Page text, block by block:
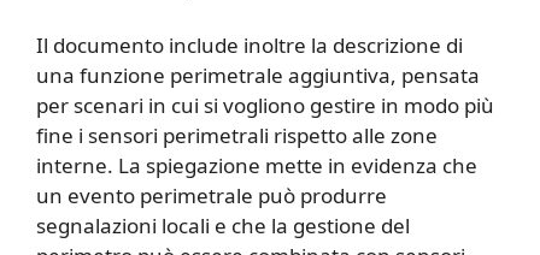
Il documento include inoltre la descrizione di
una funzione perimetrale aggiuntiva, pensata
per scenari in cui si vogliono gestire in modo più
fine i sensori perimetrali rispetto alle zone
interne. La spiegazione mette in evidenza che
un evento perimetrale può produrre
segnalazioni locali e che la gestione del